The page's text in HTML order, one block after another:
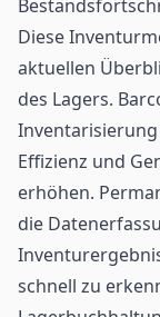
Diese
aktuellen
des Lagers.
Effizienz und
erhöhen.
die
schnell zu